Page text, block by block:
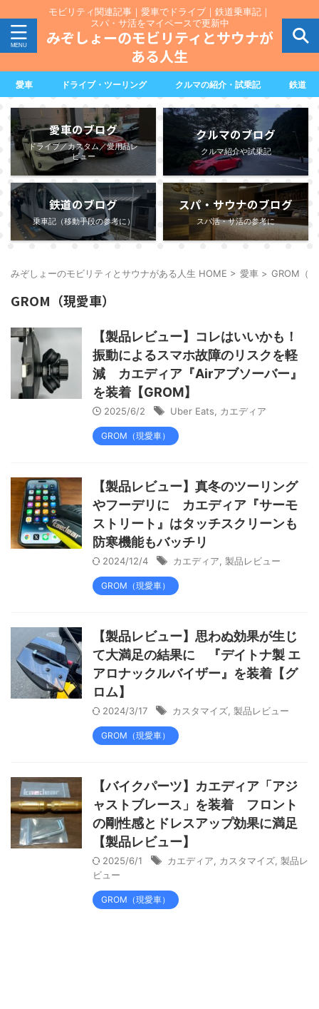
モビリティ関連記事｜愛車でドライブ｜鉄道乗車記｜
スパ・サ活をマイペースで更新中
みぞしょーのモビリティとサウナが
ある人生
愛車 ドライブ・ツーリング クルマの紹介・試乗記 鉄道
愛車のブログ
ドライブ／カスタム／愛用品レ
ビュー
クルマのブログ
クルマ紹介や試乗記
鉄道のブログ
乗車記（移動手段の参考に）
スパ・サウナのブログ
スパ活・サ活の参考に
みぞしょーのモビリティとサウナがある人生 HOME > 愛車 > GROM（
GROM（現愛車）
【製品レビュー】コレはいいかも！
振動によるスマホ故障のリスクを軽
減 カエディア『Airアブソーバー』
を装着【GROM】
2025/6/2 Uber Eats カエディア
GROM（現愛車）
【製品レビュー】真冬のツーリング
やフーデリに カエディア『サーモ
ストリート』はタッチスクリーンも
防寒機能もバッチリ
2024/12/4 カエディア 製品レビュー
GROM（現愛車）
【製品レビュー】思わぬ効果が生じ
て大満足の結果に 『デイトナ製 エ
アロナックルバイザー』を装着【グ
ロム】
2024/3/17 カスタマイズ 製品レビュー
GROM（現愛車）
【バイクパーツ】カエディア「アジ
ャストブレース」を装着 フロント
の剛性感とドレスアップ効果に満足
【製品レビュー】
2025/6/1 カエディア カスタマイズ 製品レ
ビュー
GROM（現愛車）